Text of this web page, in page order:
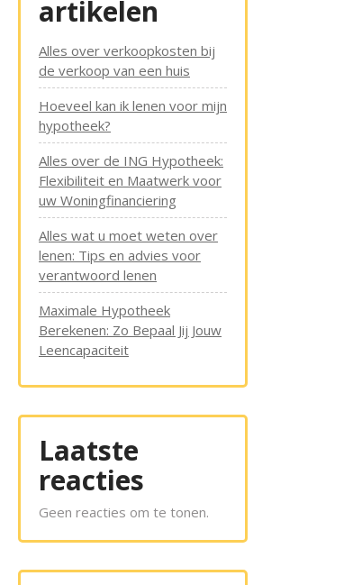
artikelen
Alles over verkoopkosten bij
de verkoop van een huis
Hoeveel kan ik lenen voor mijn
hypotheek?
Alles over de ING Hypotheek:
Flexibiliteit en Maatwerk voor
uw Woningfinanciering
Alles wat u moet weten over
lenen: Tips en advies voor
verantwoord lenen
Maximale Hypotheek
Berekenen: Zo Bepaal Jij Jouw
Leencapaciteit
Laatste
reacties
Geen reacties om te tonen.